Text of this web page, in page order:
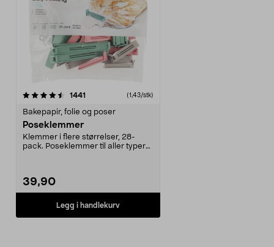
1441 anmeldelser(1,43/stk)
Bakepapir, folie og poser
Poseklemmer
Klemmer i flere størrelser, 28-
pack. Poseklemmer til aller typer
39,90
Legg i handlekurv